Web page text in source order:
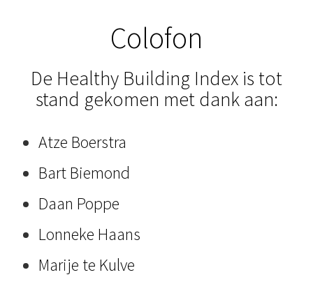
Colofon
De Healthy Building Index is tot
stand gekomen met dank aan:
Atze Boerstra
Bart Biemond
Daan Poppe
Lonneke Haans
Marije te Kulve